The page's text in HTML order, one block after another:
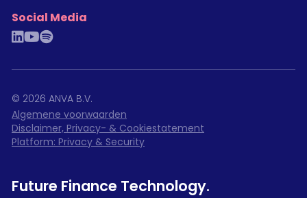
Social Media
linkedinyoutubespotify
© 2026 ANVA B.V.
Algemene voorwaarden
Disclaimer, Privacy- & Cookiestatement
Platform: Privacy & Security
Future Finance Technology.